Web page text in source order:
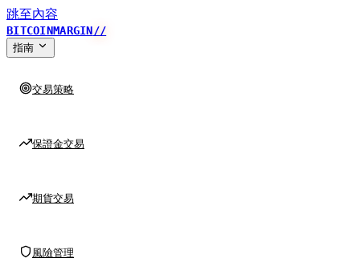
跳至內容
BITCOINMARGIN//
指南
交易策略
保證金交易
期貨交易
風險管理